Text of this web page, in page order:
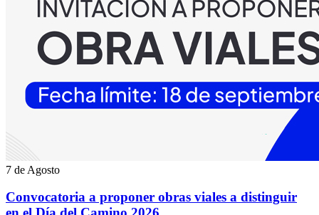
7 de Agosto
Convocatoria a proponer obras viales a distinguir